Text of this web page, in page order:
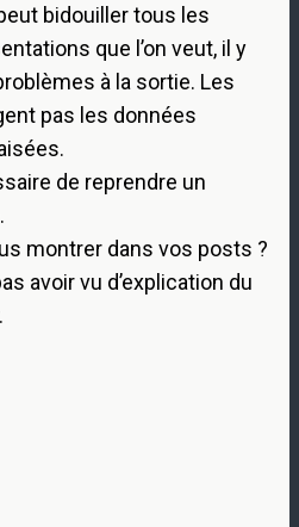
bidouiller tous les
que l’on veut, il y
à la sortie. Les
pas les données
de reprendre un
montrer dans vos posts ?
avoir vu d’explication du